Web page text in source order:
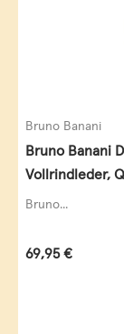
Bruno Banani
Bruno Banani
Vollrindleder,
Bruno...
Regulärer
69,95 €